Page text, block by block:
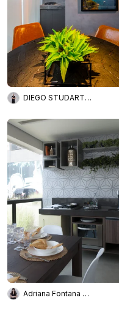
DIEGO STUDART ARQUITETURA
Adriana Fontana Design